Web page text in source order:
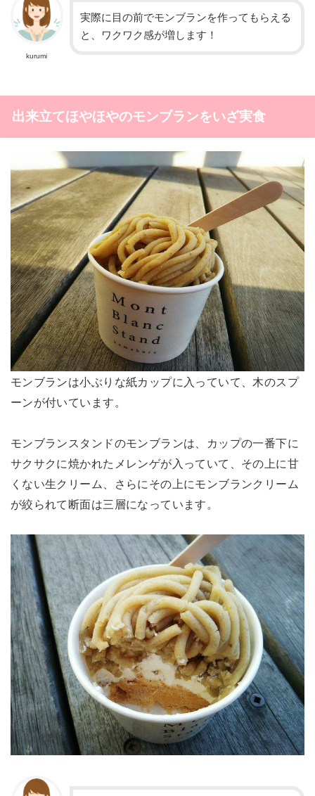
kurumi
実際に目の前でモンブランを作ってもらえる
と、ワクワク感が増します！
出来立てほやほやのモンブランをいざ実食
モンブランは小ぶりな紙カップに入っていて、木のスプ
ーンが付いています。
モンブランスタンドのモンブランは、カップの一番下に
サクサクに焼かれたメレンゲが入っていて、その上に甘
くない生クリーム、さらにその上にモンブランクリーム
が絞られて断面は三層になっています。